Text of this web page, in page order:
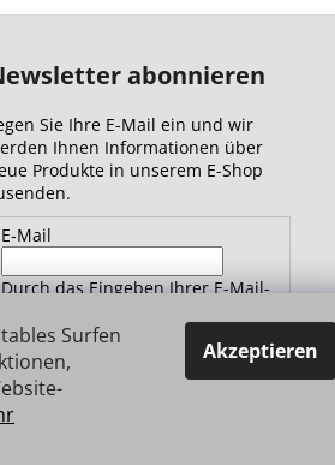
Surfen
Akzeptieren
abonnieren
Sie Ihre E-Mail ein und wir
Ihnen Informationen über
Produkte in unserem E-Shop
E-Mail
Durch das Eingeben Ihrer E-Mail-
Datenschutzbestimmungen zu.
ANMELDEN